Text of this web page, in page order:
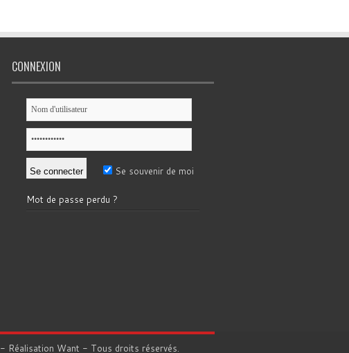
CONNEXION
Se souvenir de moi
Mot de passe perdu ?
- Réalisation Want - Tous droits réservés.